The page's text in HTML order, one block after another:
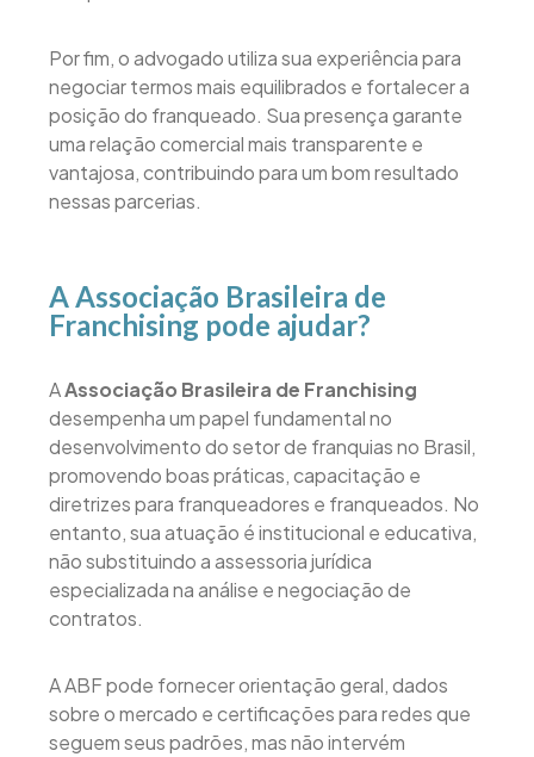
Por fim, o advogado utiliza sua experiência para
negociar termos mais equilibrados e fortalecer a
posição do franqueado. Sua presença garante
uma relação comercial mais transparente e
vantajosa, contribuindo para um bom resultado
nessas parcerias.
A Associação Brasileira de
Franchising pode ajudar?
AAssociação Brasileira de Franchising
desempenha um papel fundamental no
desenvolvimento do setor de franquias no Brasil,
promovendo boas práticas, capacitação e
diretrizes para franqueadores e franqueados. No
entanto, sua atuação é institucional e educativa,
não substituindo a assessoria jurídica
especializada na análise e negociação de
contratos.
A ABF pode fornecer orientação geral, dados
sobre o mercado e certificações para redes que
seguem seus padrões, mas não intervém